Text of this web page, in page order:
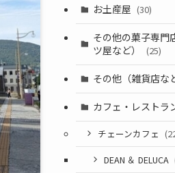
お土産屋 (30)
その他の菓子専門
ツ屋など）
(25)
その他（雑貨店な
カフェ・レストラ
チェーンカフェ
DEAN ＆ DELUCA